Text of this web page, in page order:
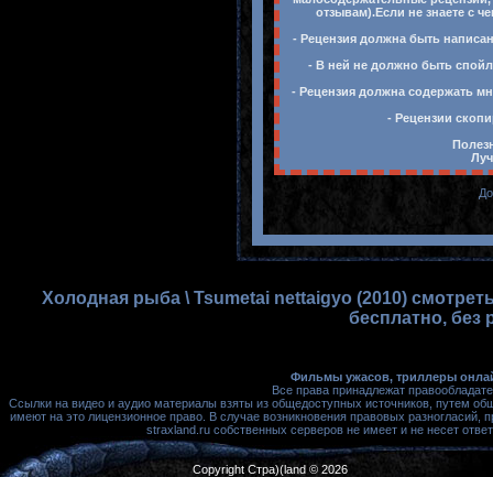
отзывам).Если не знаете с
- Рецензия должна быть
- В ней не должно быть
- Рецензия должна содержать
- Рецензии
Холодная рыба \ Tsumetai nettaigyo (2010)
бесплатно, без
Фильмы ужасов, триллеры
Все права принадлежат
Ссылки на видео и аудио материалы взяты из общедоступных источников, путем
имеют на это лицензионное право. В случае возникновения правовых
straxland.ru собственных серверов не имеет и не несет
Copyright Стра)(land © 2026